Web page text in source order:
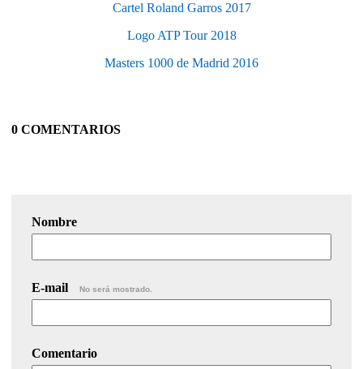
Cartel Roland Garros 2017
Logo ATP Tour 2018
Masters 1000 de Madrid 2016
0 COMENTARIOS
Nombre
E-mail No será mostrado.
Comentario